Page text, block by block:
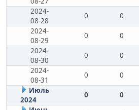
2024-
08-28
0 0
2024-
08-29
0 0
2024-
08-30
0 0
2024-
08-31
0 0
Июль
2024
0 0